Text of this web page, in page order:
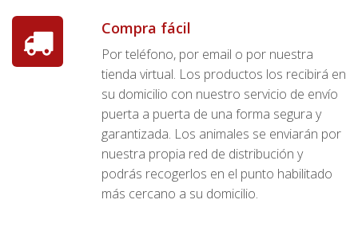
Compra fácil
Por teléfono, por email o por nuestra
tienda virtual. Los productos los recibirá en
su domicilio con nuestro servicio de envío
puerta a puerta de una forma segura y
garantizada. Los animales se enviarán por
nuestra propia red de distribución y
podrás recogerlos en el punto habilitado
más cercano a su domicilio.